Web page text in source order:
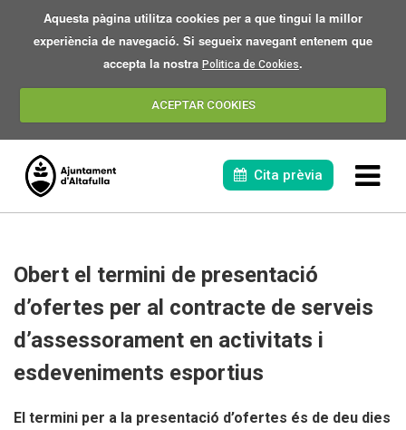
Aquesta pàgina utilitza cookies per a que tingui la millor
experiència de navegació. Si segueix navegant entenem que
accepta la nostra Politica de Cookies.
ACEPTAR COOKIES
Cita prèvia
L'eclipsi 2026
Obert el termini de presentació
d’ofertes per al contracte de serveis
d’assessorament en activitats i
esdeveniments esportius
El termini per a la presentació d’ofertes és de deu dies